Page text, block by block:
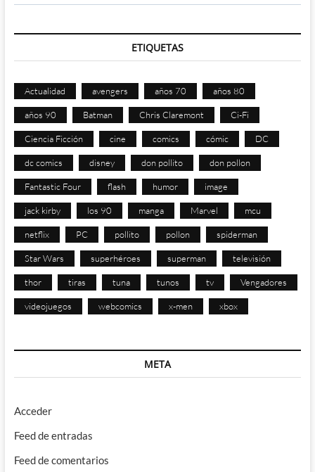
ETIQUETAS
Actualidad avengers años 70 años 80
años 90 Batman Chris Claremont Ci-Fi
Ciencia Ficción cine comics cómic DC
dc comics disney don pollito don pollon
Fantastic Four flash humor image
jack kirby los 90 manga Marvel mcu
netflix PC pollito pollon spiderman
Star Wars superhéroes superman televisión
thor tiras tuna tunos tv Vengadores
videojuegos webcomics x-men xbox
META
Acceder
Feed de entradas
Feed de comentarios